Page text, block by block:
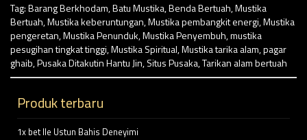
Tag:Barang Berkhodam,Batu Mustika,Benda Bertuah,Mustika
Bertuah,Mustika keberuntungan,Mustika pembangkit energi,Mustika
pengeretan,Mustika Penunduk,Mustika Penyembuh,mustika
pesugihan tingkat tinggi,Mustika Spiritual,Mustika tarika alam,pagar
ghaib,Pusaka Ditakutin Hantu Jin,Situs Pusaka,Tarikan alam bertuah
Produk terbaru
1x bet Ile Ustun Bahis Deneyimi